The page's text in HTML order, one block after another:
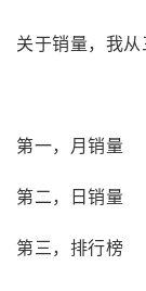
关于销量，我从
第一，月销量
第二，日销量
第三，排行榜